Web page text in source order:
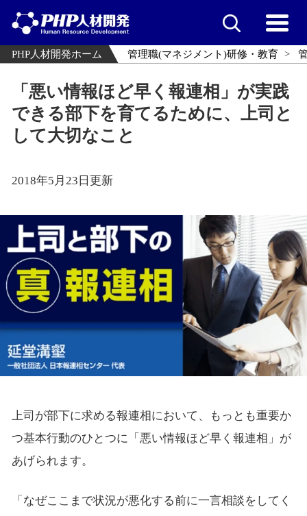
PHP人材開発ホーム 管理職(マネジメント)研修・教育
「悪い情報ほど早く報連相」が実践
できる部下を育てるために、上司と
して大切なこと
2018年5月23日更新
上司が部下に求める報連相において、もっとも重要か
つ基本行動のひとつに「悪い情報ほど早く報連相」が
あげられます。
「なぜここまで状況が悪化する前に一言相談をしてく